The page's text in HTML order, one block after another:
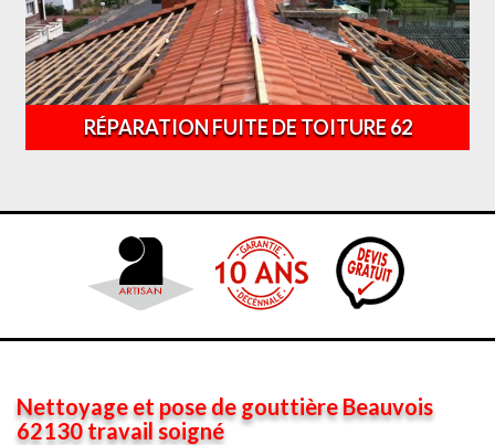
RÉPARATION FUITE DE TOITURE 62
Nettoyage et pose de gouttière Beauvois
62130 travail soigné